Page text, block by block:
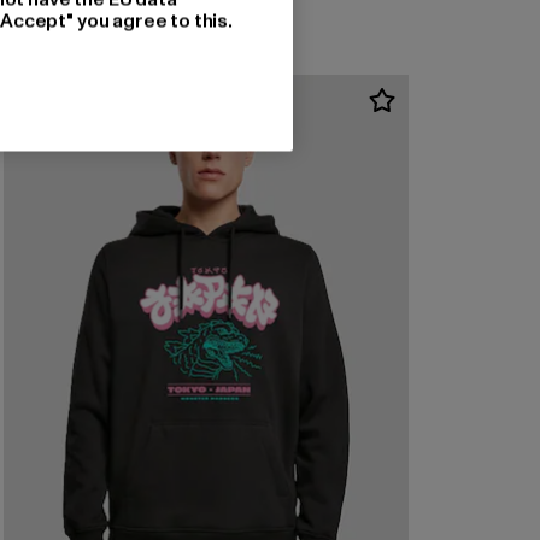
you agree to this.